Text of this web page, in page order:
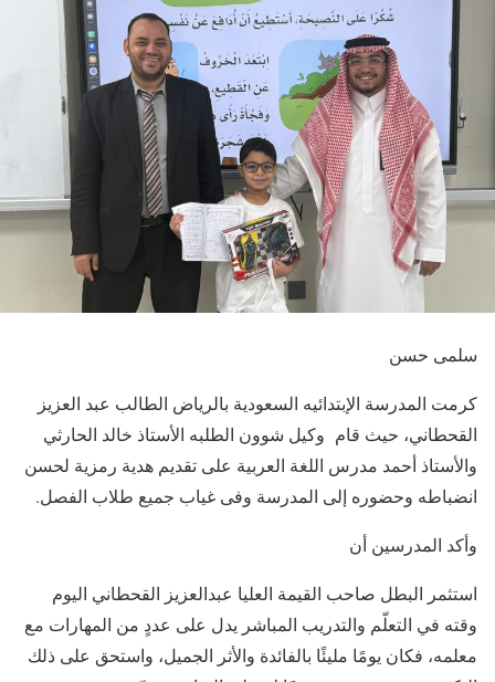
سلمى حسن
كرمت المدرسة الإبتدائيه السعودية بالرياض الطالب عبد العزيز
القحطاني، حيث قام وكيل شوون الطلبه الأستاذ خالد الحارثي
والأستاذ أحمد مدرس اللغة العربية على تقديم هدية رمزية لحسن
انضباطه وحضوره إلى المدرسة وفى غياب جميع طلاب الفصل.
وأكد المدرسين أن
استثمر البطل صاحب القيمة العليا عبدالعزيز القحطاني اليوم
وقته في التعلّم والتدريب المباشر يدل على عددٍ من المهارات مع
معلمه، فكان يومًا مليئًا بالفائدة والأثر الجميل، واستحق على ذلك